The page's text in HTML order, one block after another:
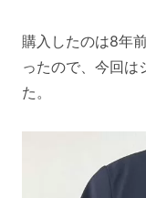
購入したのは8年
ったので、今回は
た。